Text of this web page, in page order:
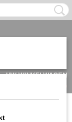
UW WINKELWAGEN
(0)
OL89HSS081